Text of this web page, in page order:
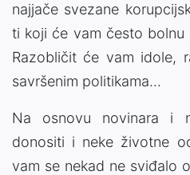
najjače svezane
ti koji će vam često bolnu
Razobličit će vam idole,
savršenim politikama...
Na osnovu novinara i
donositi i neke životne
vam se nekad ne sviđalo